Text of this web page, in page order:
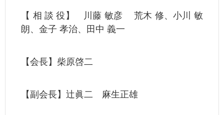
【 相 談 役】 川藤 敏彦 荒木 修、小川 敏
朗、金子 孝治、田中 義一
【会長】柴原啓二
【副会長】辻眞二 麻生正雄